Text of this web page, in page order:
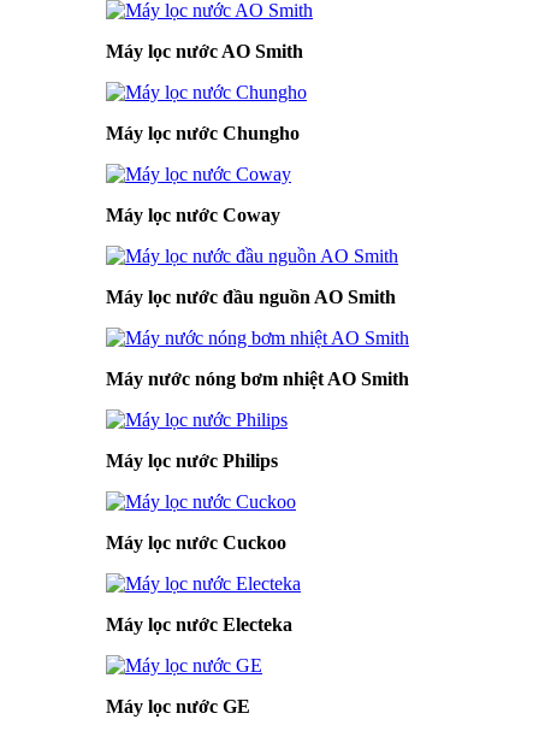
Máy lọc nước AO Smith
Máy lọc nước Chungho
Máy lọc nước Coway
Máy lọc nước đầu nguồn AO Smith
Máy nước nóng bơm nhiệt AO Smith
Máy lọc nước Philips
Máy lọc nước Cuckoo
Máy lọc nước Electeka
Máy lọc nước GE